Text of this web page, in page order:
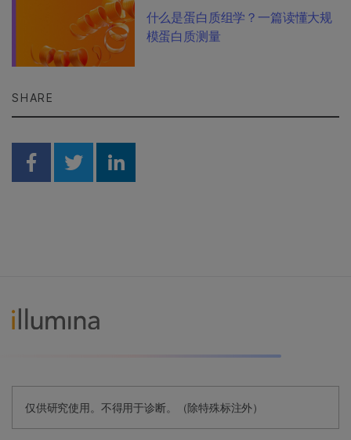
什么是蛋白质组学？一篇读懂大规
模蛋白质测量
SHARE
Share on Facebook
Share on Twitter
Share on Linkedin
仅供研究使用。不得用于诊断。（除特殊标注外）